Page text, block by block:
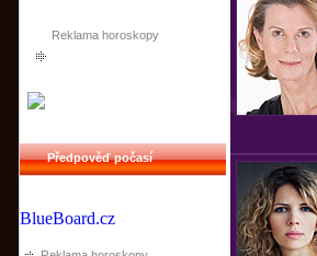
Reklama horoskopy
Předpověď počasí
BlueBoard.cz